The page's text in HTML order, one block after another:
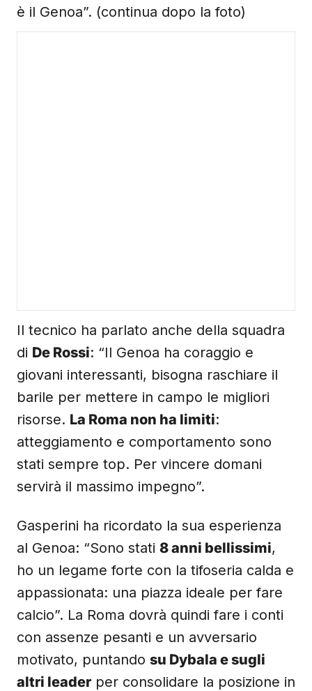
è il Genoa”. (continua dopo la foto)
Il tecnico ha parlato anche della squadra
di De Rossi: “Il Genoa ha coraggio e
giovani interessanti, bisogna raschiare il
barile per mettere in campo le migliori
risorse. La Roma non ha limiti:
atteggiamento e comportamento sono
stati sempre top. Per vincere domani
servirà il massimo impegno”.
Gasperini ha ricordato la sua esperienza
al Genoa: “Sono stati 8 anni bellissimi,
ho un legame forte con la tifoseria calda e
appassionata: una piazza ideale per fare
calcio”. La Roma dovrà quindi fare i conti
con assenze pesanti e un avversario
motivato, puntando su Dybala e sugli
altri leader per consolidare la posizione in